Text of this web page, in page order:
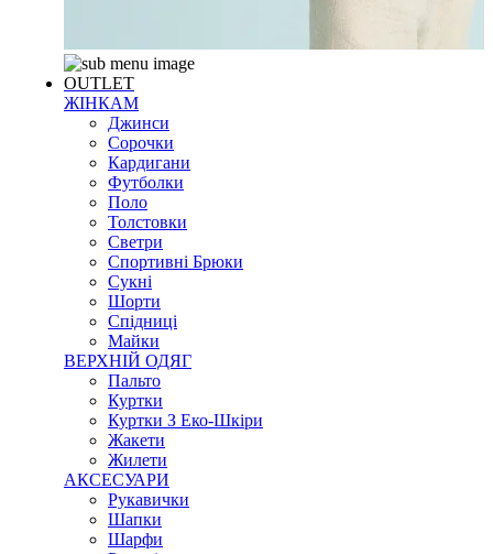
OUTLET
ЖІНКАМ
Джинси
Сорочки
Кардигани
Футболки
Поло
Толстовки
Светри
Спортивні Брюки
Сукні
Шорти
Спідниці
Майки
ВЕРХНІЙ ОДЯГ
Пальто
Куртки
Куртки З Еко-Шкіри
Жакети
Жилети
АКСЕСУАРИ
Рукавички
Шапки
Шарфи